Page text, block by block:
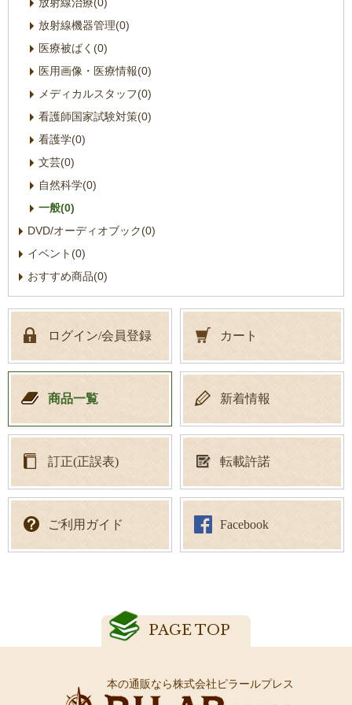
放射線機器管理(0)
医療被ばく(0)
医用画像・医療情報(0)
メディカルスタッフ(0)
看護師国家試験対策(0)
看護学(0)
文芸(0)
自然科学(0)
一般(0)
DVD/オーディオブック(0)
イベント(0)
おすすめ商品(0)
ログイン/会員登録 カート
商品一覧 新着情報
訂正(正誤表) 転載許諾
ご利用ガイド Facebook
PAGE TOP
本の通販なら株式会社ピラールプレス